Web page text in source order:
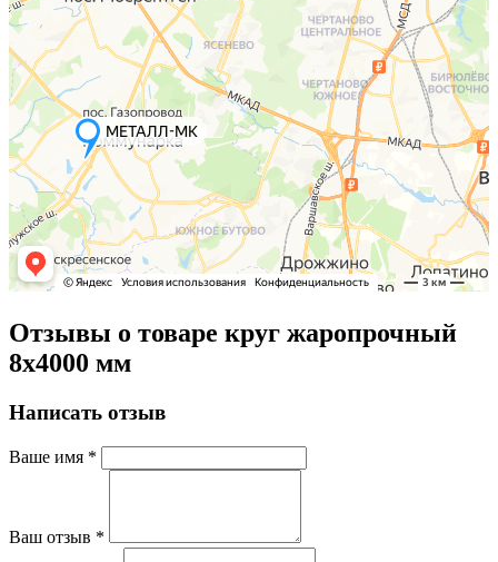
Отзывы о товаре круг жаропрочный
8х4000 мм
Написать отзыв
Ваше имя *
Ваш отзыв *